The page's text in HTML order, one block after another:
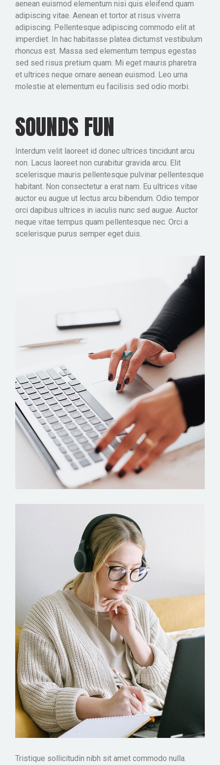
aenean euismod elementum nisi quis eleifend quam
adipiscing vitae. Aenean et tortor at risus viverra
adipiscing. Pellentesque adipiscing commodo elit at
imperdiet. In hac habitasse platea dictumst vestibulum
rhoncus est. Massa sed elementum tempus egestas
sed sed risus pretium quam. Mi eget mauris pharetra
et ultrices neque ornare aenean euismod. Leo urna
molestie at elementum eu facilisis sed odio morbi.
SOUNDS FUN
Interdum velit laoreet id donec ultrices tincidunt arcu
non. Lacus laoreet non curabitur gravida arcu. Elit
scelerisque mauris pellentesque pulvinar pellentesque
habitant. Non consectetur a erat nam. Eu ultrices vitae
auctor eu augue ut lectus arcu bibendum. Odio tempor
orci dapibus ultrices in iaculis nunc sed augue. Auctor
neque vitae tempus quam pellentesque nec. Orci a
scelerisque purus semper eget duis.
Tristique sollicitudin nibh sit amet commodo nulla.